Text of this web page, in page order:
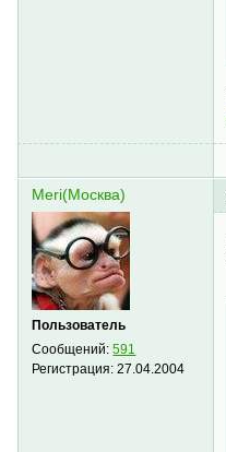
Meri(Москва)
Пользователь
Сообщений:591
Регистрация:27.04.2004